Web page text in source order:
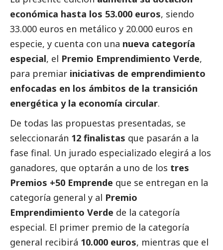
económica hasta los 53.000 euros, siendo
33.000 euros en metálico y 20.000 euros en
especie, y cuenta con una nueva categoría
especial, el Premio Emprendimiento Verde,
para premiar iniciativas de emprendimiento
enfocadas en los ámbitos de la transición
energética y la economía circular.
De todas las propuestas presentadas, se
seleccionarán 12 finalistas que pasarán a la
fase final. Un jurado especializado elegirá a los
ganadores, que optarán a uno de los tres
Premios +50 Emprende que se entregan en la
categoría general y al Premio
Emprendimiento Verde de la categoría
especial. El primer premio de la categoría
general recibirá 10.000 euros, mientras que el